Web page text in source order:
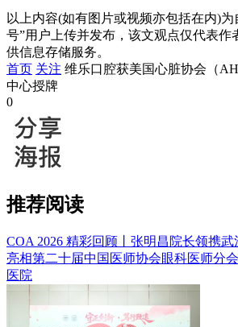
以上内容(如有图片或视频亦包括在内)为
号”用户上传并发布，该文观点仅代表作
供信息存储服务。
首页 关注 维乐口腔获美国心脏协会（
中心授牌
0
推荐阅读
COA 2026 精彩回顾丨张明昌院长领携武
亮相第二十届中国医师协会眼科医师分
医院